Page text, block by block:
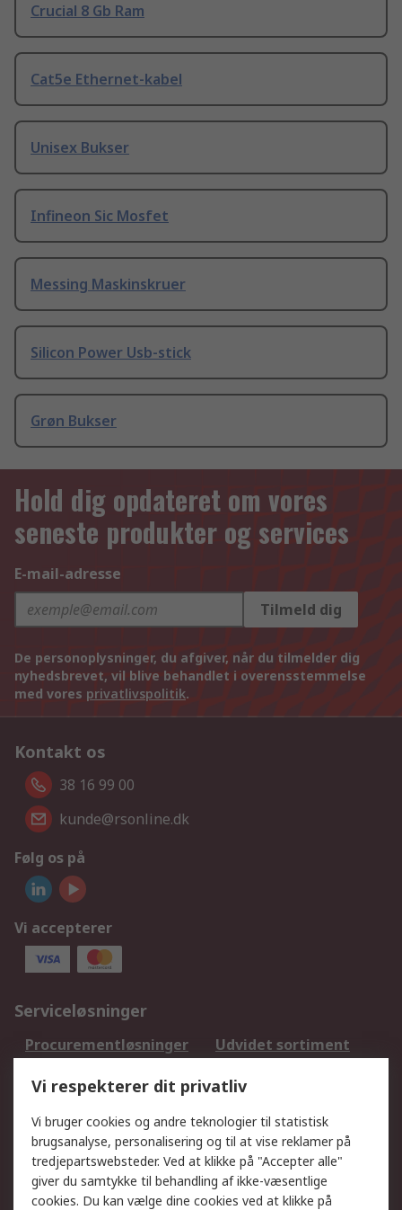
Crucial 8 Gb Ram
Cat5e Ethernet-kabel
Unisex Bukser
Infineon Sic Mosfet
Messing Maskinskruer
Silicon Power Usb-stick
Grøn Bukser
Hold dig opdateret om vores
seneste produkter og services
E-mail-adresse
Tilmeld dig
De personoplysninger, du afgiver, når du tilmelder dig
nyhedsbrevet, vil blive behandlet i overensstemmelse
med vores privatlivspolitik.
Kontakt os
38 16 99 00
kunde@rsonline.dk
Følg os på
Vi accepterer
Serviceløsninger
Procurementløsninger
Udvidet sortiment
DesignSpark
Teknisk Support
Dit lokale salgsteam
Eksportløsninger
Support
Få hjælp Returnering
Vi respekterer dit privatliv
Vi bruger cookies og andre teknologier til statistisk
brugsanalyse, personalisering og til at vise reklamer på
tredjepartswebsteder. Ved at klikke på "Accepter alle"
giver du samtykke til behandling af ikke-væsentlige
cookies. Du kan vælge dine cookies ved at klikke på